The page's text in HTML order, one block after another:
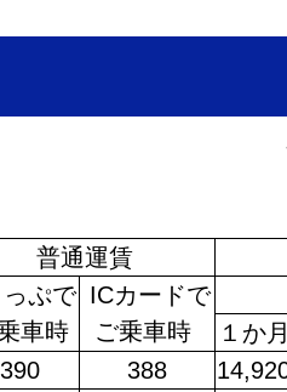
普通運賃
ぷで
車時
ICカードで
ご乗車時
１か
390 388